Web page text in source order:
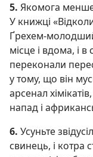
5. Якомога
У книжці
Ґрехем-
місце і вдома, і в
переконали
у тому, що він
арсенал
напад і
6. Усуньте
свинець, і котра